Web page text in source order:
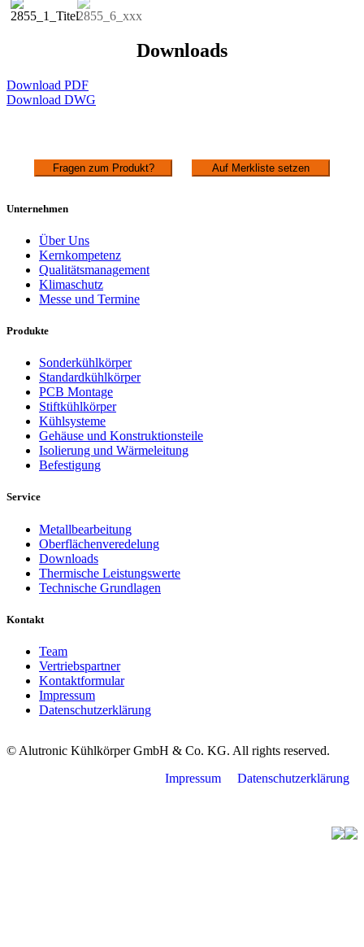
Downloads
Download PDF
Download DWG
Fragen zum Produkt? Auf Merkliste setzen
Unternehmen
Über Uns
Kernkompetenz
Qualitätsmanagement
Klimaschutz
Messe und Termine
Produkte
Sonderkühlkörper
Standardkühlkörper
PCB Montage
Stiftkühlkörper
Kühlsysteme
Gehäuse und Konstruktionsteile
Isolierung und Wärmeleitung
Befestigung
Service
Metallbearbeitung
Oberflächenveredelung
Downloads
Thermische Leistungswerte
Technische Grundlagen
Kontakt
Team
Vertriebspartner
Kontaktformular
Impressum
Datenschutzerklärung
© Alutronic Kühlkörper GmbH & Co. KG. All rights reserved.
Impressum
Datenschutzerklärung